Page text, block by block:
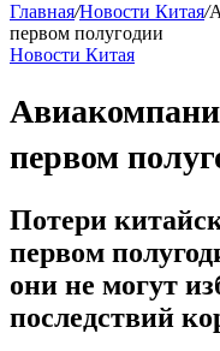
Главная/Новости Китая/
первом полугодии
Новости Китая
первом
Потери
первом
они не могут
последствий